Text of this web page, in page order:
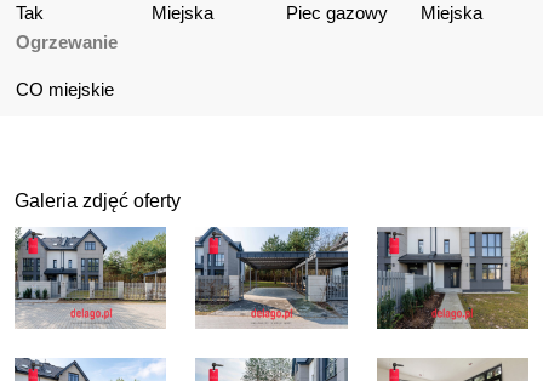
Tak Miejska Piec gazowy
Miejska
Ogrzewanie
CO miejskie
Galeria zdjęć oferty